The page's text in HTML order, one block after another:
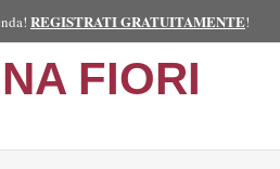
REGISTRATI GRATUITAMENTE!
FIORI